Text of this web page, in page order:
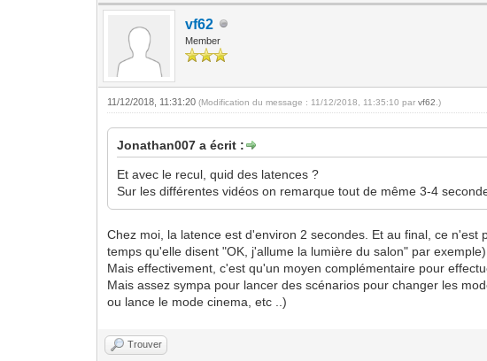
vf62
Member
11/12/2018, 11:31:20(Modification du message : 11/12/2018, 11:35:10 parvf62 .)
Jonathan007 a écrit :
Et avec le recul, quid des latences ?
Sur les différentes vidéos on remarque tout de même 3-4
Chez moi, la latence est d'environ 2 secondes. Et au final, ce
temps qu'elle disent "OK, j'allume la lumière du salon" par exemple)
Mais effectivement, c'est qu'un moyen complémentaire pour
Mais assez sympa pour lancer des scénarios pour changer les
ou lance le mode cinema, etc ..)
Trouver